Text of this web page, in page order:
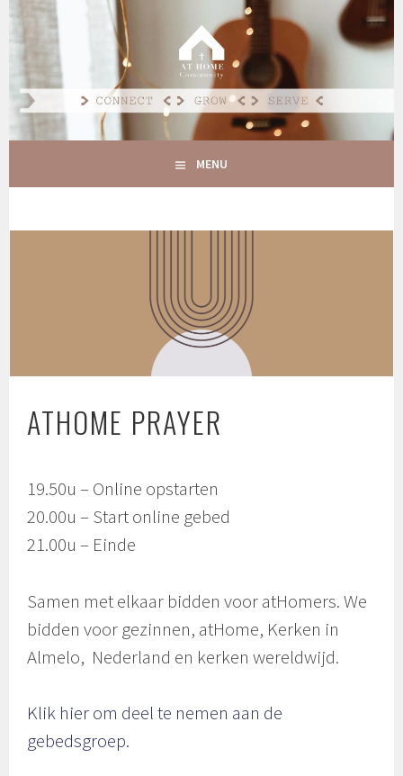
Spring
inhoud
AT HOME COMMUNITY
CONNECT GROW SERVE
MENU
ATHOME PRAYER
19.50u – Online opstarten
20.00u – Start online gebed
21.00u – Einde
Samen met elkaar bidden voor atHomers. We
bidden voor gezinnen, atHome, Kerken in
Almelo, Nederland en kerken wereldwijd.
Klik hier om deel te nemen aan de
gebedsgroep.